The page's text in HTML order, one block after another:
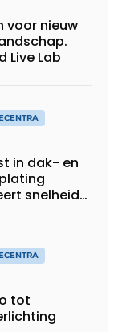
voor nieuw
Live Lab
in dak- en
snelheid
tot